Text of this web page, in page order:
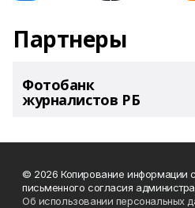
Партнеры
Фотобанк
журналистов РБ
© 2026 Копирование информации
письменного согласия
Об использовании персональных